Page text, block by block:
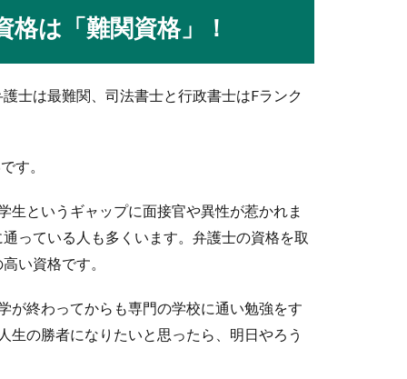
とができたのは、幸せなことだと思います。夫に感謝し、子ど
！初心者がまず習得するべきこと
バスケ初心者の方は、まず何から始めれば良いのか知りたいで
と、午後に絶対に襲ってくる猛烈な眠気に立ち向かうことができ
は「難関資格」！
士は最難関、司法書士と行政書士はFランク
す。
生というギャップに面接官や異性が惹かれま
っている人も多くいます。弁護士の資格を取
い資格です。
が終わってからも専門の学校に通い勉強をす
生の勝者になりたいと思ったら、明日やろう